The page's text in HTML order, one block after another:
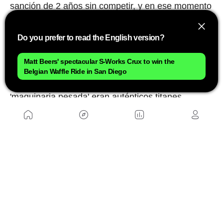
sanción de 2 años sin competir, y en ese momento
sabremos si aquello fue justo o no, aunque él
siempre defendió su inocencia. Lo que está claro
es que, por encima de cualquier consideración
deportiva, aquellos hombres que recorrían
'maquinaria pesada' eran auténticos titanes.
Do you prefer to read the English version?
Matt Beers' spectacular S-Works Crux to win the
Belgian Waffle Ride in San Diego